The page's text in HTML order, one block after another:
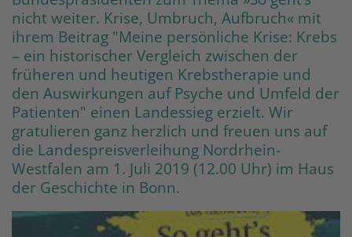
nicht weiter. Krise, Umbruch, Aufbruch« mit
ihrem Beitrag "Meine persönliche Krise: Krebs
– ein historischer Vergleich zwischen der
früheren und heutigen Krebstherapie und
den Auswirkungen auf Psyche und Umfeld der
Patienten" einen Landessieg erzielt. Wir
gratulieren ganz herzlich und freuen uns auf
die Landespreisverleihung Nordrhein-
Westfalen am 1. Juli 2019 (12.00 Uhr) im Haus
der Geschichte in Bonn.